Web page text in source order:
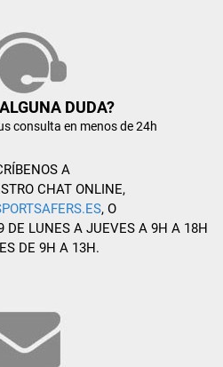
DUDA?
consulta en menos de 24h
A
CHAT ONLINE,
, O
DE LUNES A JUEVES A 9H A 18H
DE 9H A 13H.